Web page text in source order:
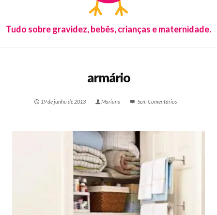
Tudo sobre gravidez, bebês, crianças e maternidade.
armário
19 de junho de 2013 Mariana Sem Comentários